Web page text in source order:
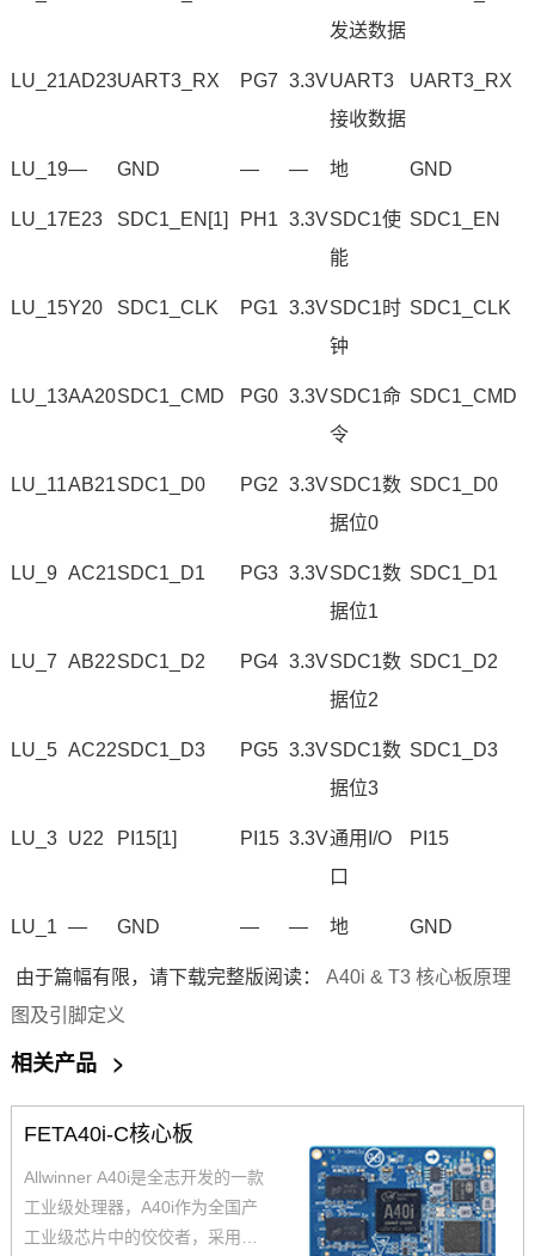
发送数据
LU_21AD23UART3_RX PG7 3.3VUART3
接收数据
UART3_RX
LU_19— GND — — 地 GND
LU_17E23 SDC1_EN[1] PH1 3.3VSDC1使
能
SDC1_EN
LU_15Y20 SDC1_CLK PG1 3.3VSDC1时
钟
SDC1_CLK
LU_13AA20SDC1_CMD PG0 3.3VSDC1命
令
SDC1_CMD
LU_11AB21SDC1_D0 PG2 3.3VSDC1数
据位0
SDC1_D0
LU_9 AC21SDC1_D1 PG3 3.3VSDC1数
据位1
SDC1_D1
LU_7 AB22SDC1_D2 PG4 3.3VSDC1数
据位2
SDC1_D2
LU_5 AC22SDC1_D3 PG5 3.3VSDC1数
据位3
SDC1_D3
LU_3 U22 PI15[1] PI15 3.3V通用I/O
口
PI15
LU_1 — GND — — 地 GND
由于篇幅有限，请下载完整版阅读： A40i & T3 核心板原理
图及引脚定义
相关产品 >
FETA40i-C核心板
Allwinner A40i是全志开发的一款
工业级处理器，A40i作为全国产
工业级芯片中的佼佼者，采用更